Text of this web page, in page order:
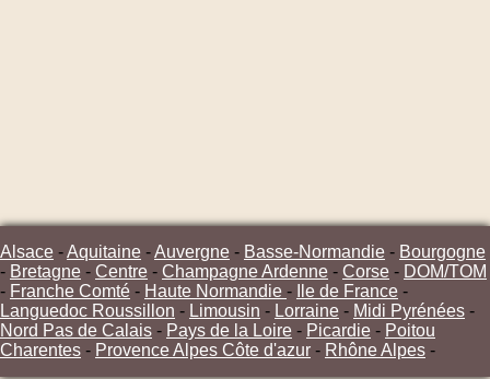
Alsace -Aquitaine -Auvergne - Basse-Normandie - Bourgogne
- Bretagne - Centre - Champagne Ardenne - Corse - DOM/TOM
- Franche Comté - Haute Normandie - Ile de France -
Languedoc Roussillon - Limousin - Lorraine - Midi Pyrénées -
Nord Pas de Calais - Pays de la Loire - Picardie - Poitou
Charentes - Provence Alpes Côte d'azur - Rhône Alpes -